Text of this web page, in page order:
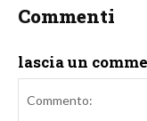
Commenti
lascia un